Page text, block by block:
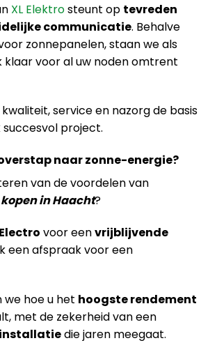
XL Elektrosteunt op tevreden
communicatie. Behalve
zonnepanelen, staan we als
klaar voor al uw noden omtrent
service en nazorg de basis
project.
naar zonne-energie?
van de voordelen van
in Haacht?
voor eenvrijblijvende
een afspraak voor een
we hoe u het hoogste rendement
met de zekerheid van een
die jaren meegaat.